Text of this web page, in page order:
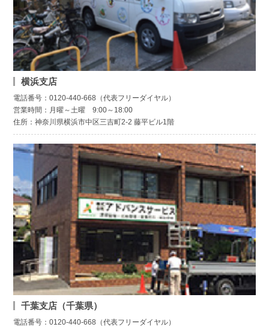
横浜支店
電話番号：0120-440-668（代表フリーダイヤル）
営業時間：月曜～土曜 9:00～18:00
住所：神奈川県横浜市中区三吉町2-2 藤平ビル1階
千葉支店（千葉県）
電話番号：0120-440-668（代表フリーダイヤル）